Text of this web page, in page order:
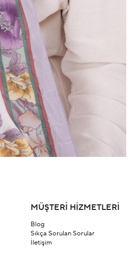
MÜŞTERİ HİZMETLERİ
Blog
Sıkça Sorulan Sorular
İletişim